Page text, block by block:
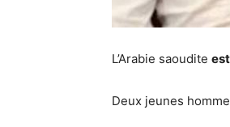
L’Arabie saoudite
Deux jeunes